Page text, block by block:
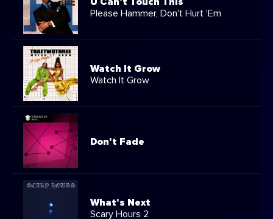
U Can't Touch This
Please Hammer, Don't Hurt 'Em
Watch It Grow
Watch It Grow
Don't Fade
What's Next
Scary Hours 2